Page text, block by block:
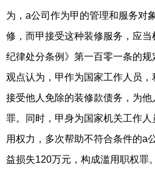
为，a公司作为甲的管理和服务对
修，而甲接受这种装修服务，应
纪律处分条例》第一百零一条的
观点认为，甲作为国家工作人员
接受他人免除的装修款债务，为
罪。同时，甲身为国家机关工作
用权力，多次帮助不符合条件的a
益损失120万元，构成滥用职权罪